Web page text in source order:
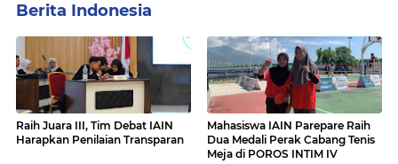
Berita Indonesia
Raih Juara III, Tim Debat IAIN
Harapkan Penilaian Transparan
Mahasiswa IAIN Parepare Raih
Dua Medali Perak Cabang Tenis
Meja di POROS INTIM IV